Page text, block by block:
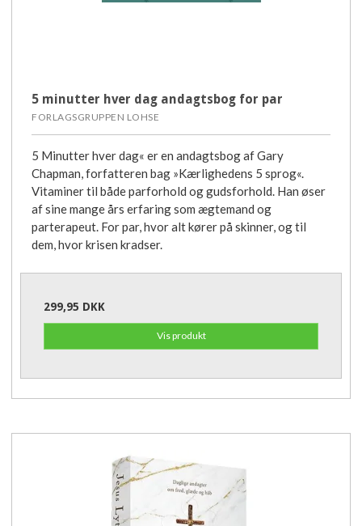
5 minutter hver dag andagtsbog for par
FORLAGSGRUPPEN LOHSE
5 Minutter hver dag« er en andagtsbog af Gary
Chapman, forfatteren bag »Kærlighedens 5 sprog«.
Vitaminer til både parforhold og gudsforhold. Han øser
af sine mange års erfaring som ægtemand og
parterapeut. For par, hvor alt kører på skinner, og til
dem, hvor krisen kradser.
299,95 DKK
Vis produkt